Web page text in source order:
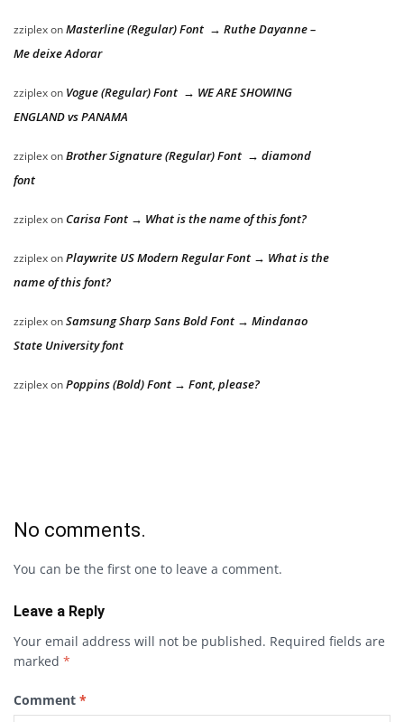
zziplexonMasterline (Regular) Font → Ruthe Dayanne –
Me deixe Adorar
zziplexon Vogue (Regular) Font → WE ARE SHOWING
ENGLAND vs PANAMA
zziplexonBrother Signature (Regular) Font → diamond
font
zziplexon Carisa Font → What is the name of this font?
zziplexonPlaywrite US Modern Regular Font → What is the
name of this font?
zziplexonSamsung Sharp Sans Bold Font → Mindanao
State University font
zziplexonPoppins (Bold) Font → Font, please?
No comments.
You can be the first one to leave a comment.
Leave a Reply
Your email address will not be published. Required fields are
marked *
Comment *